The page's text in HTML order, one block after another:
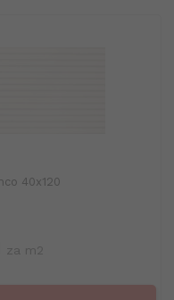
40x120
za m2